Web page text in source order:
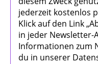
jederzeit kostenlos
Klick auf den Link
in jeder Newsletter-
Informationen zum
du in unserer